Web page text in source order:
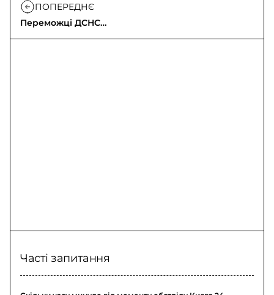
ПОПЕРЕДНЄ
Переможці ДСНС
«Firefighter Challenge»
Часті запитання